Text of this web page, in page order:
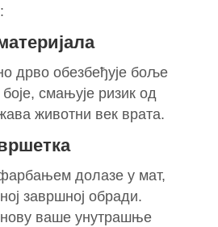
дрво обезбеђује боље
смањује ризик од
животни век врата.
долазе у мат,
завршној обради.
ваше унутрашње